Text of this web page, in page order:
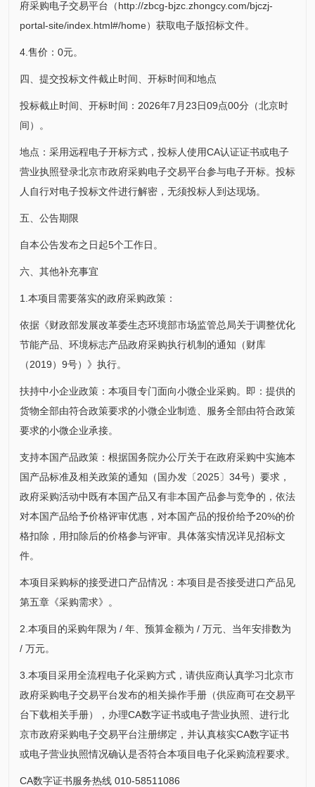
府采购电子交易平台（http://zbcg-bjzc.zhongcy.com/bjczj-
portal-site/index.html#/home）获取电子版招标文件。
4.售价：0元。
四、提交投标文件截止时间、开标时间和地点
投标截止时间、开标时间：2026年7月23日09点00分（北京时
间）。
地点：采用远程电子开标方式，投标人使用CA认证证书或电子
营业执照登录北京市政府采购电子交易平台参与电子开标。投标
人自行对电子投标文件进行解密，无须投标人到达现场。
五、公告期限
自本公告发布之日起5个工作日。
六、其他补充事宜
1.本项目需要落实的政府采购政策：
依据《财政部发展改革委生态环境部市场监管总局关于调整优化
节能产品、环境标志产品政府采购执行机制的通知（财库
（2019）9号）》执行。
扶持中小企业政策：本项目专门面向小微企业采购。即：提供的
货物全部由符合政策要求的小微企业制造、服务全部由符合政策
要求的小微企业承接。
支持本国产品政策：根据国务院办公厅关于在政府采购中实施本
国产品标准及相关政策的通知（国办发〔2025〕34号）要求，
政府采购活动中既有本国产品又有非本国产品参与竞争的，依法
对本国产品给予价格评审优惠，对本国产品的报价给予20%的价
格扣除，用扣除后的价格参与评审。具体落实情况详见招标文
件。
本项目采购标的接受进口产品情况：本项目是否接受进口产品见
第五章《采购需求》。
2.本项目的采购年限为 / 年、预算金额为 / 万元、当年安排数为
/ 万元。
3.本项目采用全流程电子化采购方式，请供应商认真学习北京市
政府采购电子交易平台发布的相关操作手册（供应商可在交易平
台下载相关手册），办理CA数字证书或电子营业执照、进行北
京市政府采购电子交易平台注册绑定，并认真核实CA数字证书
或电子营业执照情况确认是否符合本项目电子化采购流程要求。
CA数字证书服务热线 010-58511086